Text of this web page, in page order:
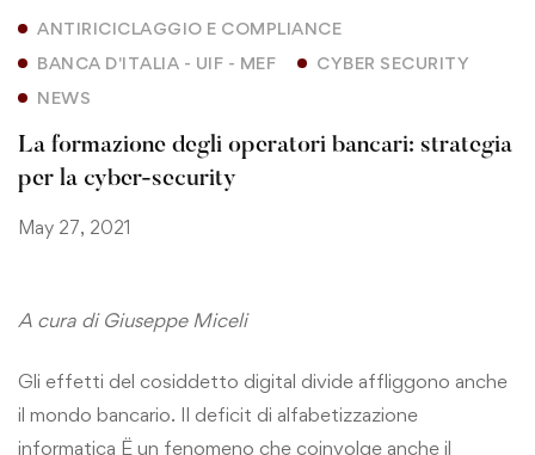
ANTIRICICLAGGIO E COMPLIANCE
BANCA D'ITALIA - UIF - MEF
CYBER SECURITY
NEWS
La formazione degli operatori bancari: strategia
per la cyber-security
May 27, 2021
A cura di Giuseppe Miceli
Gli effetti del cosiddetto digital divide affliggono anche
il mondo bancario. Il deficit di alfabetizzazione
informatica Ë un fenomeno che coinvolge anche il